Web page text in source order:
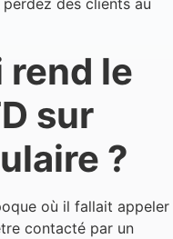
des clients au
rend le
sur
?
où il fallait appeler
contacté par un